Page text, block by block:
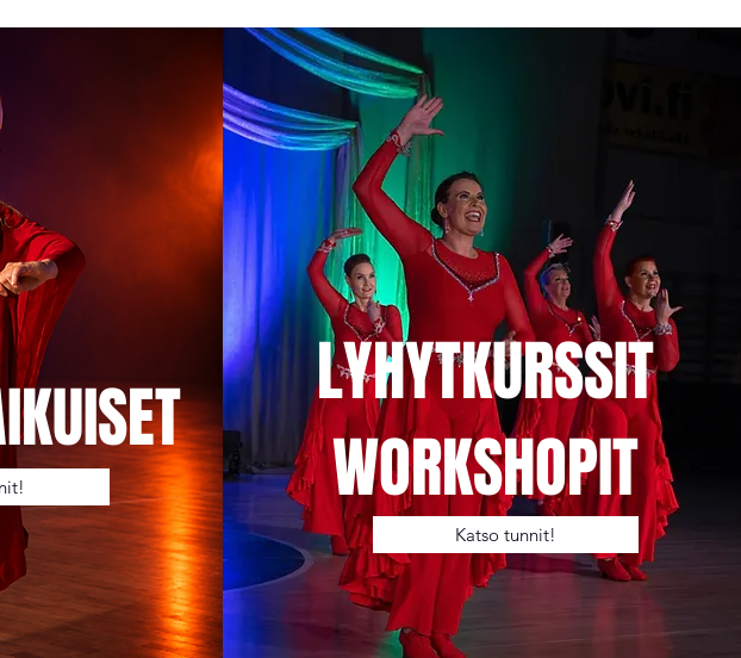
LYHYTKURSSIT
WORKSHOPIT
Katso tunnit!